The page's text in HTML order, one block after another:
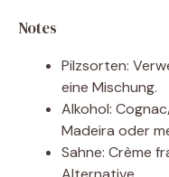
Notes
Pilzsorten:
eine Mischung.
Alkohol:
Madeira oder
Sahne: Crème